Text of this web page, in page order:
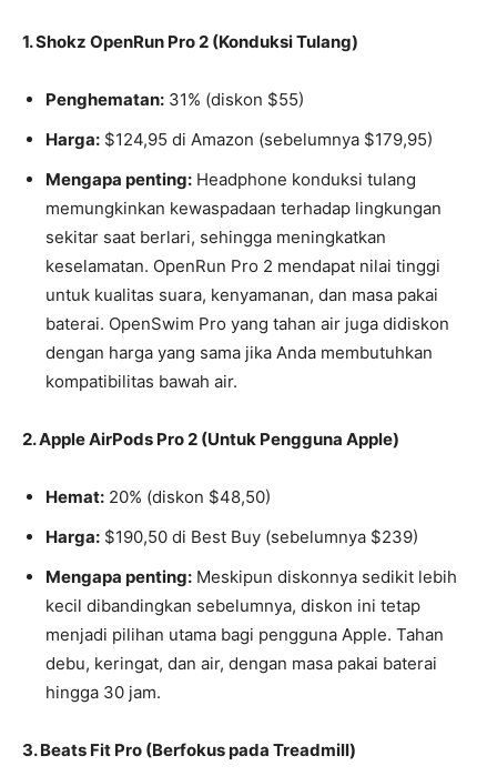
1. Shokz OpenRun Pro 2 (Konduksi Tulang)
Penghematan: 31% (diskon $55)
Harga: $124,95 di Amazon (sebelumnya $179,95)
Mengapa penting: Headphone konduksi tulang
memungkinkan kewaspadaan terhadap lingkungan
sekitar saat berlari, sehingga meningkatkan
keselamatan. OpenRun Pro 2 mendapat nilai tinggi
untuk kualitas suara, kenyamanan, dan masa pakai
baterai. OpenSwim Pro yang tahan air juga didiskon
dengan harga yang sama jika Anda membutuhkan
kompatibilitas bawah air.
2. Apple AirPods Pro 2 (Untuk Pengguna Apple)
Hemat: 20% (diskon $48,50)
Harga: $190,50 di Best Buy (sebelumnya $239)
Mengapa penting: Meskipun diskonnya sedikit lebih
kecil dibandingkan sebelumnya, diskon ini tetap
menjadi pilihan utama bagi pengguna Apple. Tahan
debu, keringat, dan air, dengan masa pakai baterai
hingga 30 jam.
3. Beats Fit Pro (Berfokus pada Treadmill)